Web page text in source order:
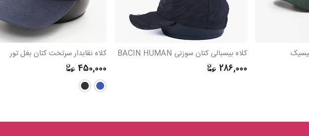
کلاه بیسبالی کتان سوزنی BACIN HUMAN
286,000
کلاه نقابدار سرتخت کتان بغل تور
450,000